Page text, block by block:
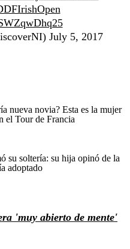
July 5, 2017
nueva novia? Esta es la mujer
el Tour de Francia
su soltería: su hija opinó de la
adoptado
'muy abierto de mente'